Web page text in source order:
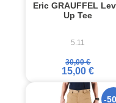
Eric GRAUFFEL
Up Tee
5.11
30,00 €
15,00 €
-